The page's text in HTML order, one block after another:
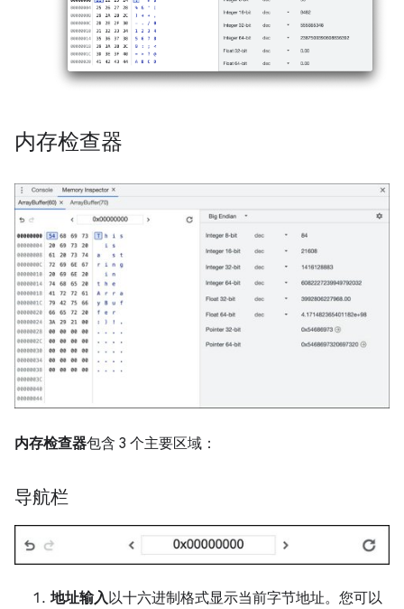
内存检查器
内存检查器包含 3 个主要区域：
导航栏
地址输入以十六进制格式显示当前字节地址。您可以